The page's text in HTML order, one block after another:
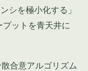
シを極小化する」
ットを青天井に
合意アルゴリズム